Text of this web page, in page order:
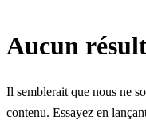
Aucun
Il semblerait que nous ne
contenu. Essayez en